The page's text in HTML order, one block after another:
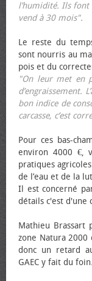
l’humidité. Ils font
vend à 30 mois".
Le reste du
sont nourris au
pois et du
"On leur met en
d’engraissement.
bon indice de
carcasse, c’est
Pour ces bas-
environ 4000 €,
pratiques
de l’eau et de la
Il est concerné
détails c'est d'une
Mathieu Brassart
zone Natura
donc un retard
GAEC y fait du foin.